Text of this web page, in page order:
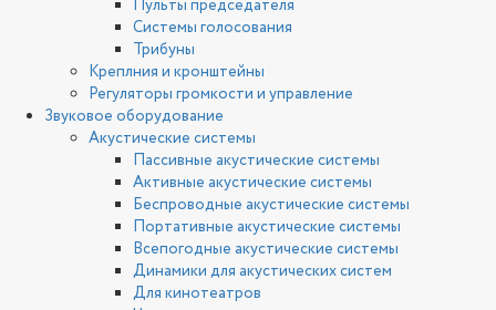
Пульты председателя
Системы голосования
Трибуны
Креплния и кронштейны
Регуляторы громкости и управление
Звуковое оборудование
Акустические системы
Пассивные акустические системы
Активные акустические системы
Беспроводные акустические системы
Портативные акустические системы
Всепогодные акустические системы
Динамики для акустических систем
Для кинотеатров